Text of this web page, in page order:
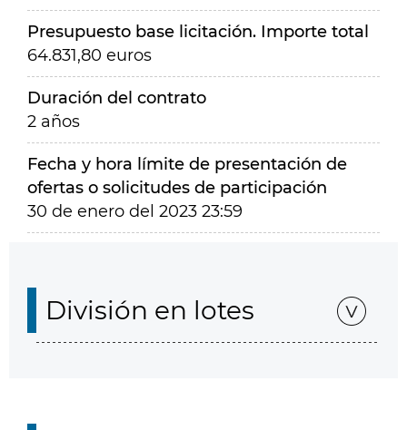
Presupuesto base licitación. Importe total
64.831,80 euros
Duración del contrato
2 años
Fecha y hora límite de presentación de
ofertas o solicitudes de participación
30 de enero del 2023 23:59
División en lotes